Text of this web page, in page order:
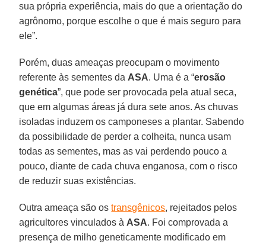
sua própria experiência, mais do que a orientação do
agrônomo, porque escolhe o que é mais seguro para
ele”.
Porém, duas ameaças preocupam o movimento
referente às sementes da ASA. Uma é a “erosão
genética”, que pode ser provocada pela atual seca,
que em algumas áreas já dura sete anos. As chuvas
isoladas induzem os camponeses a plantar. Sabendo
da possibilidade de perder a colheita, nunca usam
todas as sementes, mas as vai perdendo pouco a
pouco, diante de cada chuva enganosa, com o risco
de reduzir suas existências.
Outra ameaça são ostransgênicos, rejeitados pelos
agricultores vinculados à ASA. Foi comprovada a
presença de milho geneticamente modificado em